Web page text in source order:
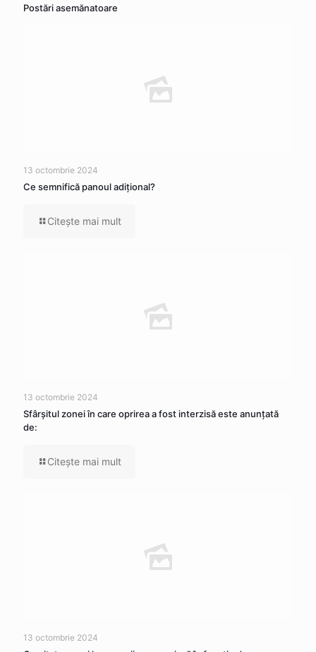
Postări asemănatoare
13 octombrie 2024
Ce semnifică panoul adițional?
Citeşte mai mult
13 octombrie 2024
Sfârșitul zonei în care oprirea a fost interzisă este anunțată
de:
Citeşte mai mult
13 octombrie 2024